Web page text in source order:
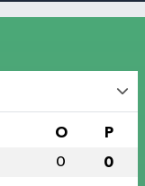
O P
0 0